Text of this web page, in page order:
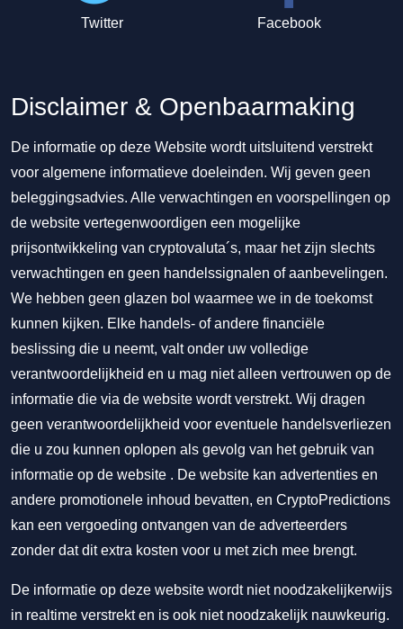
Twitter Facebook
Disclaimer & Openbaarmaking
De informatie op deze Website wordt uitsluitend verstrekt
voor algemene informatieve doeleinden. Wij geven geen
beleggingsadvies. Alle verwachtingen en voorspellingen op
de website vertegenwoordigen een mogelijke
prijsontwikkeling van cryptovaluta´s, maar het zijn slechts
verwachtingen en geen handelssignalen of aanbevelingen.
We hebben geen glazen bol waarmee we in de toekomst
kunnen kijken. Elke handels- of andere financiële
beslissing die u neemt, valt onder uw volledige
verantwoordelijkheid en u mag niet alleen vertrouwen op de
informatie die via de website wordt verstrekt. Wij dragen
geen verantwoordelijkheid voor eventuele handelsverliezen
die u zou kunnen oplopen als gevolg van het gebruik van
informatie op de website . De website kan advertenties en
andere promotionele inhoud bevatten, en CryptoPredictions
kan een vergoeding ontvangen van de adverteerders
zonder dat dit extra kosten voor u met zich mee brengt.
De informatie op deze website wordt niet noodzakelijkerwijs
in realtime verstrekt en is ook niet noodzakelijk nauwkeurig.